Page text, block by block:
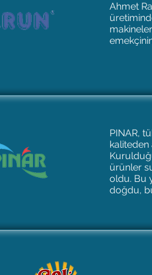
Ahmet
PINAR,
ürünler
oldu. Bu
doğdu,